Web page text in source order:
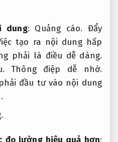
dung: Quảng cáo. Đẩy
tạo ra nội dung hấp
phải là điều dễ dàng.
Thông điệp dễ nhớ.
đầu tư vào nội dung
đo lường hiệu quả hơn: